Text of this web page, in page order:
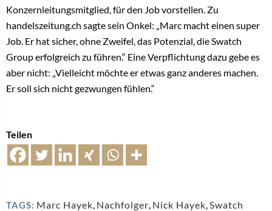
Konzernleitungsmitglied, für den Job vorstellen. Zu
handelszeitung.ch sagte sein Onkel: „Marc macht einen super
Job. Er hat sicher, ohne Zweifel, das Potenzial, die Swatch
Group erfolgreich zu führen.“ Eine Verpflichtung dazu gebe es
aber nicht: „Vielleicht möchte er etwas ganz anderes machen.
Er soll sich nicht gezwungen fühlen.“
Teilen
TAGS: Marc Hayek, Nachfolger, Nick Hayek,Swatch